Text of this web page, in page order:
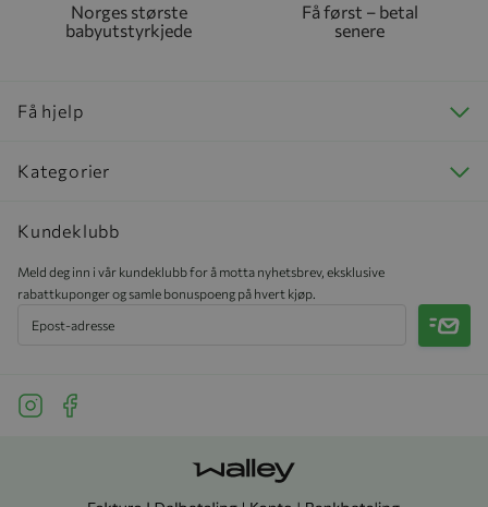
Norges største
babyutstyrkjede
Få først – betal
senere
Få hjelp
Kategorier
Kundeklubb
Meld deg inn i vår kundeklubb for å motta nyhetsbrev, eksklusive
rabattkuponger og samle bonuspoeng på hvert kjøp.
Meld
See our Instagram
See our Facebook